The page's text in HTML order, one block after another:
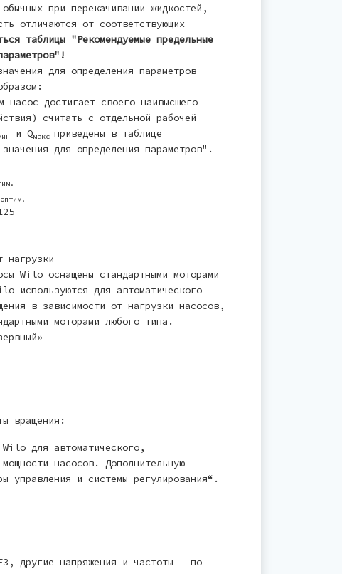
при перекачивании жидкостей,
отличаются от соответствующих
таблицы "Рекомендуемые предельные
для определения параметров
насос достигает своего наивысшего
считать с отдельной рабочей
и Qмакс приведены в таблице
для определения параметров".
оптим.
нагрузки
Wilo оснащены стандартными моторами
используются для автоматического
в зависимости от нагрузки насосов,
моторами любого типа.
вращения:
для автоматического,
насосов. Дополнительную
управления и системы регулирования“.
другие напряжения и частоты – по